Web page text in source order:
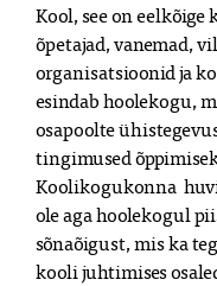
Kool, see on
õpetajad, vanemad,
organisatsioonid ja
esindab hoolekogu,
osapoolte
tingimused
Koolikogukonna
ole aga hoolekogul
sõnaõigust, mis ka
kooli juhtimises